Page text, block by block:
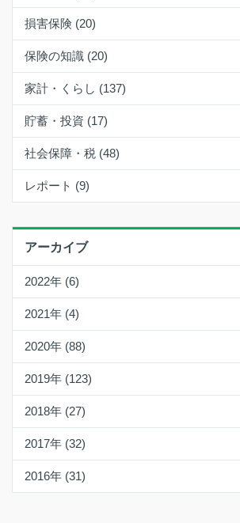
損害保険 (20)
保険の知識 (20)
家計・くらし (137)
貯蓄・投資 (17)
社会保障・税 (48)
レポート (9)
アーカイブ
2022年 (6)
2021年 (4)
2020年 (88)
2019年 (123)
2018年 (27)
2017年 (32)
2016年 (31)